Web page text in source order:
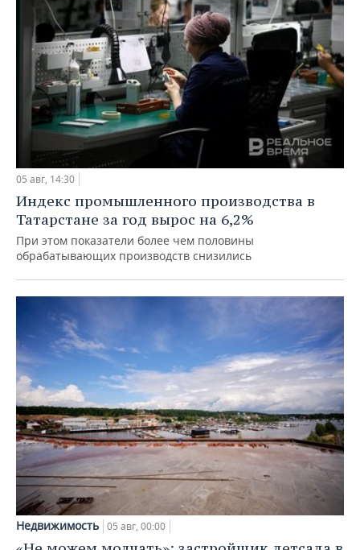
05 авг, 14:30
Индекс промышленного производства в
Татарстане за год вырос на 6,2%
При этом показатели более чем половины
обрабатывающих производств снизились
Недвижимость 05 авг, 00:00